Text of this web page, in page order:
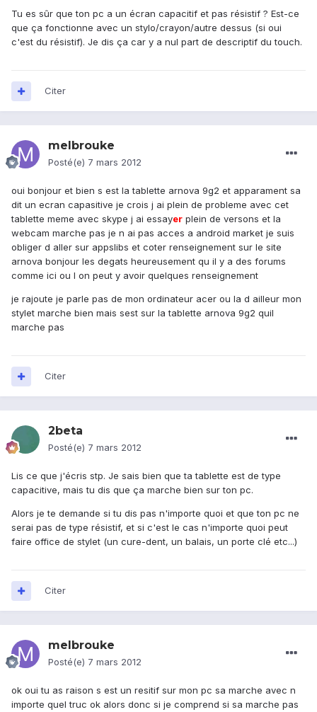
Tu es sûr que ton pc a un écran capacitif et pas résistif ? Est-ce
que ça fonctionne avec un stylo/crayon/autre dessus (si oui
c'est du résistif). Je dis ça car y a nul part de descriptif du touch.
Citer
melbrouke
Posté(e) 7 mars 2012
oui bonjour et bien s est la tablette arnova 9g2 et apparament sa
dit un ecran capasitive je crois j ai plein de probleme avec cet
tablette meme avec skype j ai essayer plein de versons et la
webcam marche pas je n ai pas acces a android market je suis
obliger d aller sur appslibs et coter renseignement sur le site
arnova bonjour les degats heureusement qu il y a des forums
comme ici ou l on peut y avoir quelques renseignement
je rajoute je parle pas de mon ordinateur acer ou la d ailleur mon
stylet marche bien mais sest sur la tablette arnova 9g2 quil
marche pas
Citer
2beta
Posté(e) 7 mars 2012
Lis ce que j'écris stp. Je sais bien que ta tablette est de type
capacitive, mais tu dis que ça marche bien sur ton pc.
Alors je te demande si tu dis pas n'importe quoi et que ton pc ne
serai pas de type résistif, et si c'est le cas n'importe quoi peut
faire office de stylet (un cure-dent, un balais, un porte clé etc...)
Citer
melbrouke
Posté(e) 7 mars 2012
ok oui tu as raison s est un resitif sur mon pc sa marche avec n
importe quel truc ok alors donc si je comprend si sa marche pas